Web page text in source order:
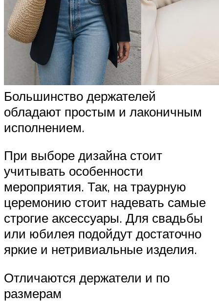
Большинство держателей
обладают простым и лаконичным
исполнением.
При выборе дизайна стоит
учитывать особенности
мероприятия. Так, на траурную
церемонию стоит надевать самые
строгие аксессуары. Для свадьбы
или юбилея подойдут достаточно
яркие и нетривиальные изделия.
Отличаются держатели и по
размерам